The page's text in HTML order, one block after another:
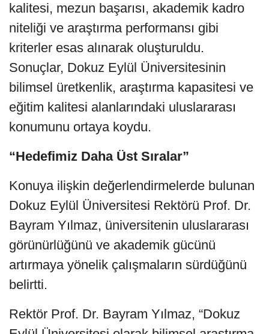
kalitesi, mezun başarısı, akademik kadro
niteliği ve araştırma performansı gibi
kriterler esas alınarak oluşturuldu.
Sonuçlar, Dokuz Eylül Üniversitesinin
bilimsel üretkenlik, araştırma kapasitesi ve
eğitim kalitesi alanlarındaki uluslararası
konumunu ortaya koydu.
“Hedefimiz Daha Üst Sıralar”
Konuya ilişkin değerlendirmelerde bulunan
Dokuz Eylül Üniversitesi Rektörü Prof. Dr.
Bayram Yılmaz, üniversitenin uluslararası
görünürlüğünü ve akademik gücünü
artırmaya yönelik çalışmaların sürdüğünü
belirtti.
Rektör Prof. Dr. Bayram Yılmaz, “Dokuz